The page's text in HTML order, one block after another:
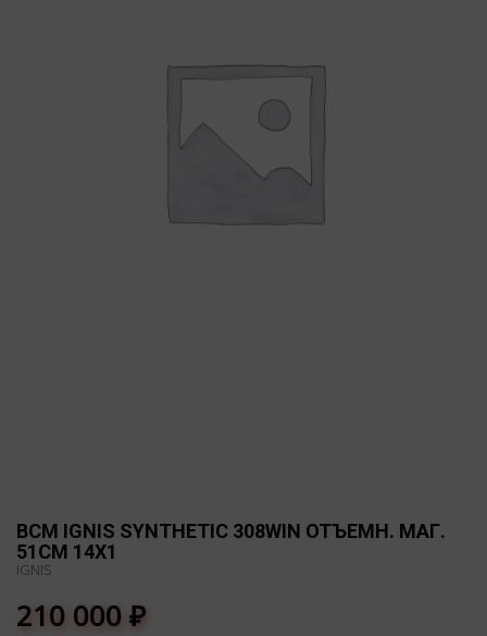
BCM IGNIS SYNTHETIC 308WIN ОТЪЕМН. МАГ.
51СМ 14Х1
IGNIS
210 000₽